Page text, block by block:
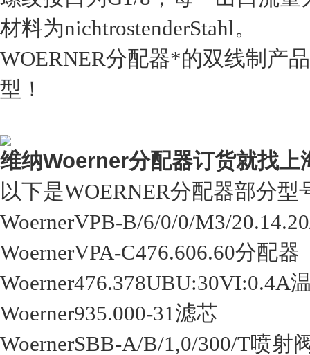
材料为nichtrostenderStahl。
WOERNER分配器*的双线制产
型！
维纳Woerner分配器订货就找上
以下是WOERNER分配器部分型
WoernerVPB-B/6/0/0/M3/
WoernerVPA-C476.606.60分配器
Woerner476.378UBU:30VI:0.4A
Woerner935.000-31滤芯
WoernerSBB-A/B/1,0/300/T喷射